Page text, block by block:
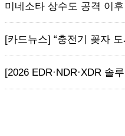
미네소타 상수도 공격 이
[카드뉴스] “충전기 꽂자
[2026 EDR·NDR·XDR 솔